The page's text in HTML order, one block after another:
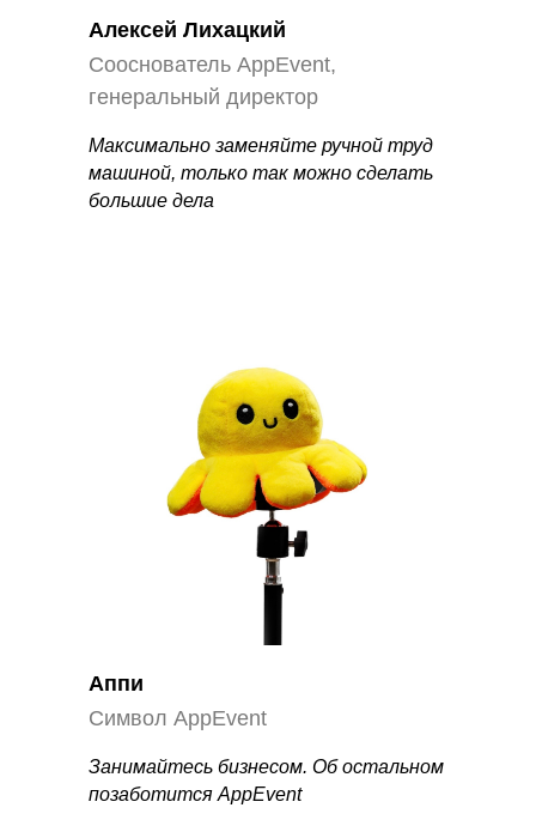
Алексей Лихацкий
Сооснователь AppEvent,
генеральный директор
Максимально заменяйте ручной труд
машиной, только так можно сделать
большие дела
Аппи
Символ AppEvent
Занимайтесь бизнесом. Об остальном
позаботится AppEvent